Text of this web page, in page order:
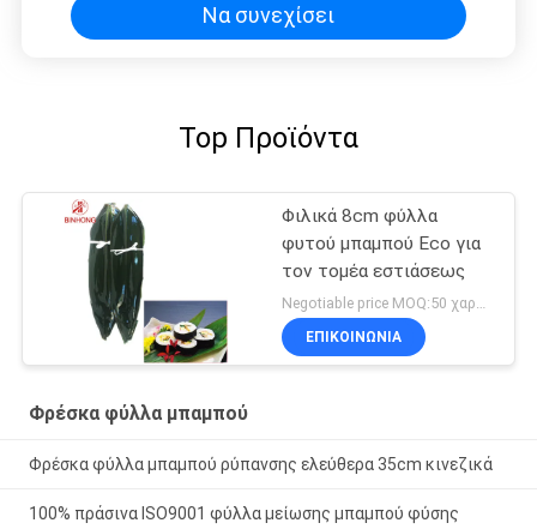
Να συνεχίσει
Top Προϊόντα
Φιλικά 8cm φύλλα
φυτού μπαμπού Eco για
τον τομέα εστιάσεως
Negotiable price MOQ:50 χαρτοκιβώτιο
ΕΠΙΚΟΙΝΩΝΙΑ
Φρέσκα φύλλα μπαμπού
Φρέσκα φύλλα μπαμπού ρύπανσης ελεύθερα 35cm κινεζικά
100% πράσινα ISO9001 φύλλα μείωσης μπαμπού φύσης